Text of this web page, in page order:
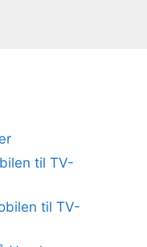
til TV-
til TV-